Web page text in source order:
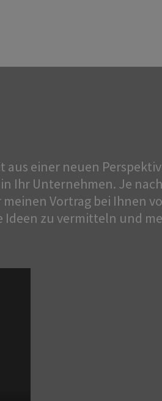
einer neuen
Ihr Unternehmen. Je
Vortrag bei Ihnen
Ideen zu vermitteln und